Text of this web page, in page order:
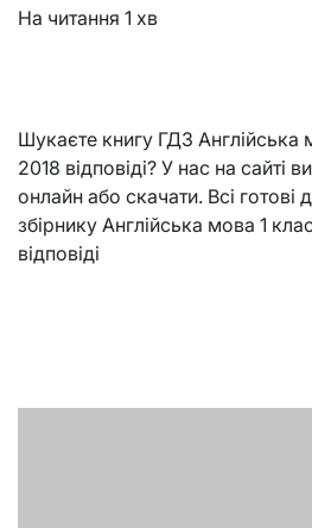
На читання 1 хв
Шукаєте книгу ГДЗ
2018 відповіді? У нас на сайті
онлайн або скачати. Всі готові
збірнику Англійська мова 1
відповіді